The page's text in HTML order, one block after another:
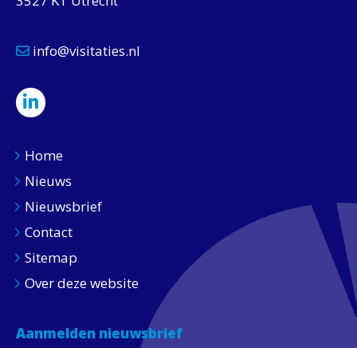
info@visitaties.nl
Home
Nieuws
Nieuwsbrief
Contact
Sitemap
Over deze website
Aanmelden nieuwsbrief